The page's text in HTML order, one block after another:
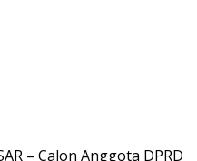
– Calon Anggota DPRD